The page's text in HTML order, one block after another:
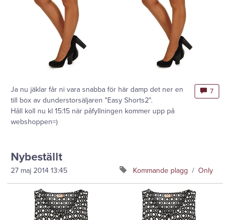
Ja nu jäklar får ni vara snabba för här damp det ner en
till box av dunderstorsäljaren "Easy Shorts2".
Håll koll nu kl 15:15 när påfyllningen kommer upp på
webshoppen=)
7
Nybeställt
27 maj 2014 13:45 Kommande plagg / Only